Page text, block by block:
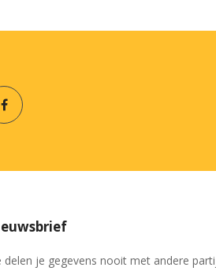
delen je gegevens nooit met andere